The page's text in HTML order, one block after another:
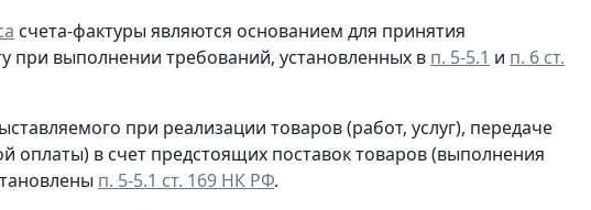
счета-фактуры являются основанием для принятия
выполнении требований, установленных в п. 5-5.1 и п. 6 ст.
при реализации товаров (работ, услуг), передаче
в счет предстоящих поставок товаров (выполнения
п. 5-5.1 ст. 169 НК РФ.